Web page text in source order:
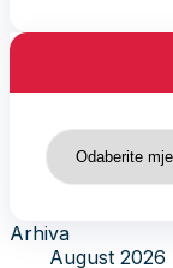
Arhiva
Arhiva
August 2026